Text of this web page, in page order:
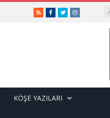
RSSFacebook
TwitterInstagram
KÖŞE YAZILARI